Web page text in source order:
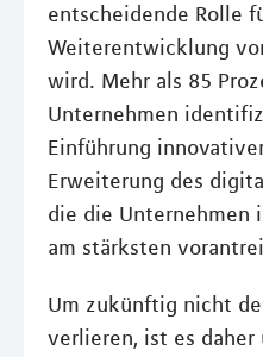
entscheidende Rolle
Weiterentwicklung
wird. Mehr als 85
Unternehmen
Einführung
Erweiterung des
die die Unternehmen
am stärksten
Um zukünftig nicht
verlieren, ist es